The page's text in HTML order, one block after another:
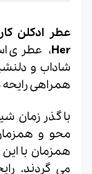
Her، عطری
شاداب و
همراهی رایحه
با گذر زمان
محو و
همزمان با این
می گردند.